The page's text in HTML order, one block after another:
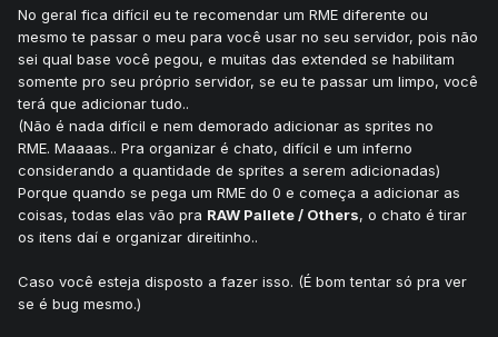
No geral fica difícil eu te recomendar um RME diferente ou
mesmo te passar o meu para você usar no seu servidor, pois não
sei qual base você pegou, e muitas das extended se habilitam
somente pro seu próprio servidor, se eu te passar um limpo, você
terá que adicionar tudo..
(Não é nada difícil e nem demorado adicionar as sprites no
RME. Maaaas.. Pra organizar é chato, difícil e um inferno
considerando a quantidade de sprites a serem adicionadas)
Porque quando se pega um RME do 0 e começa a adicionar as
coisas, todas elas vão pra RAW Pallete / Others, o chato é tirar
os itens daí e organizar direitinho..
Caso você esteja disposto a fazer isso. (É bom tentar só pra ver
se é bug mesmo.)